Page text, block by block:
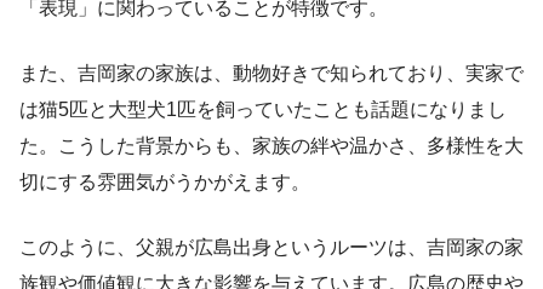
「表現」に関わっていることが特徴です。
また、吉岡家の家族は、動物好きで知られており、実家で
は猫5匹と大型犬1匹を飼っていたことも話題になりまし
た。こうした背景からも、家族の絆や温かさ、多様性を大
切にする雰囲気がうかがえます。
このように、父親が広島出身というルーツは、吉岡家の家
族観や価値観に大きな影響を与えています。広島の歴史や